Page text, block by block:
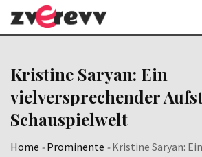
Skip
Kristine Saryan: Ein
vielversprechender
Schauspielwelt
Home -Prominente -Kristine Saryan: